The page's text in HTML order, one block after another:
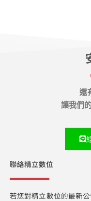
還
讓我們
聯絡精立數位
若您對精立數位的最新